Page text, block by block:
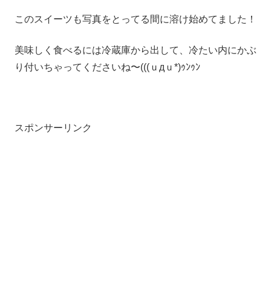
このスイーツも写真をとってる間に溶け始めてました！
美味しく食べるには冷蔵庫から出して、冷たい内にかぶ
り付いちゃってくださいね〜(((ｕдｕ*)ｩﾝｩﾝ
スポンサーリンク